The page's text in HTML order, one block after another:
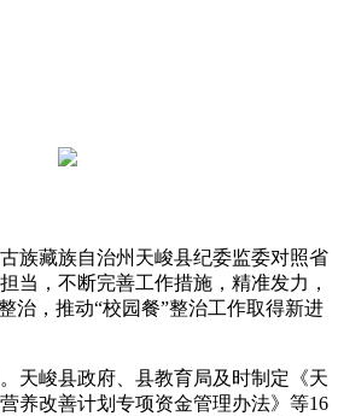
藏族自治州天峻县纪委监委对照省
当，不断完善工作措施，精准发力，
治，推动“校园餐”整治工作取得新进
峻县政府、县教育局及时制定《天
养改善计划专项资金管理办法》等16